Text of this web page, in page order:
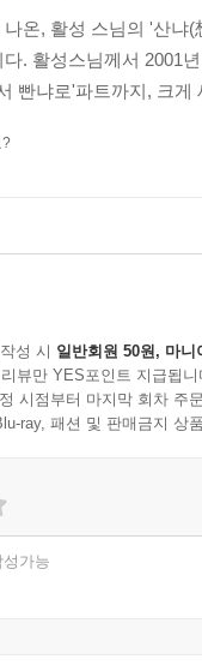
온, 활성 스님의 '산냐
. 활성스님께서 2001
빤냐로'파트까지, 크
?
성 시 일반회원 50원, 마니
뷰만 YES포인트 지급됩니
시점부터 마지막 회차 주
ray, 패션 및 판매금지 상
가능